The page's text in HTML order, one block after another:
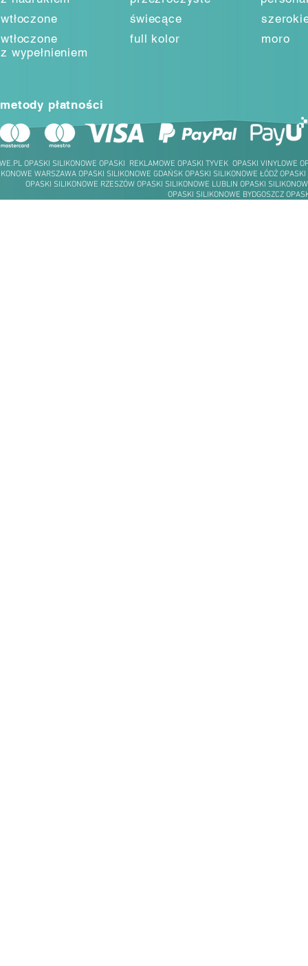
wtłoczone
wtłoczone
z wypełnieniem
świecące
full kolor
moro
metody płatności
OPASKI SILIKONOWE OPASKI REKLAMOWE OPASKI TYVEK OPASKI VINYLOWE
WARSZAWA OPASKI SILIKONOWE GDAŃSK OPASKI SILIKONOWE ŁÓDŹ
OPASKI SILIKONOWE RZESZÓW OPASKI SILIKONOWE LUBLIN OPASKI
OPASKI SILIKONOWE BYDGOSZCZ